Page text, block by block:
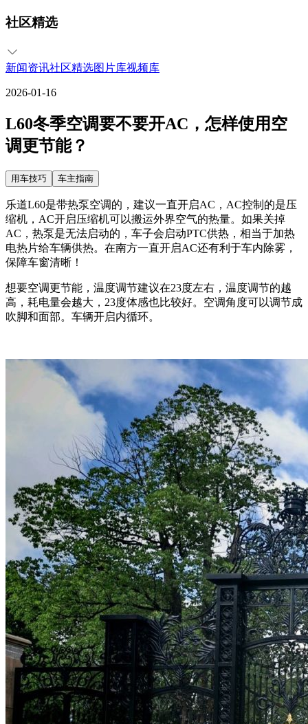
社区精选
新闻资讯社区精选图片库视频库
2026-01-16
L60冬季空调要不要开AC，怎样使用空
调更节能？
用车技巧 车主指南
乐道L60是带热泵空调的，建议一直开启AC，AC控制的是压
缩机，AC开启压缩机可以搬运外界空气的热量。如果关掉
AC，热泵是无法启动的，车子会启动PTC供热，相当于加热
电热片给车辆供热。在南方一直开启AC还有利于车内除雾，
保障车窗清晰！
想要空调更节能，温度调节建议在23度左右，温度调节的越
高，耗电量会越大，23度体感也比较好。空调角度可以调节成
吹脚和面部。车辆开启内循环。